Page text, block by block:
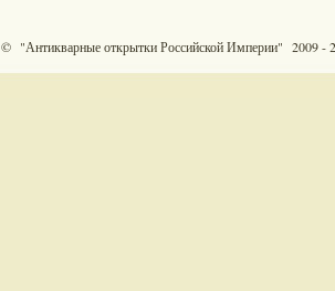
© "Антикварные открытки Российской Империи" 2009 -